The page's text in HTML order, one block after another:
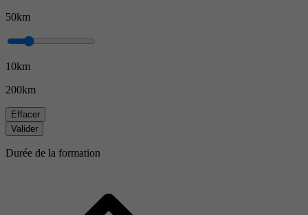
50km
10km
200km
Effacer
Valider
Durée de la formation